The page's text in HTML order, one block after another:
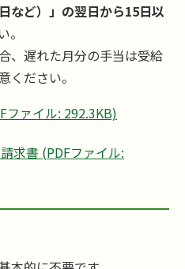
など）」の翌日から15日以
、遅れた月分の手当は受給
ください。
ファイル: 292.3KB)
求書 (PDFファイル: